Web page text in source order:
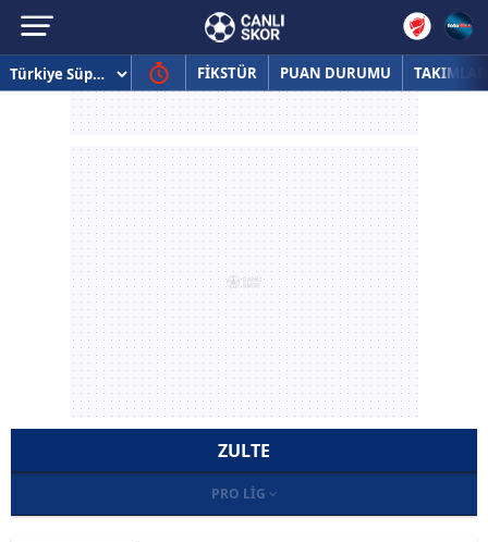
FİKSTÜR PUAN DURUMU TAKIMLAR
ZULTE
PRO LIG